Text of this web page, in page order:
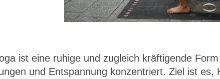
ist eine ruhige und zugleich kräftigende
und Entspannung konzentriert. Ziel ist